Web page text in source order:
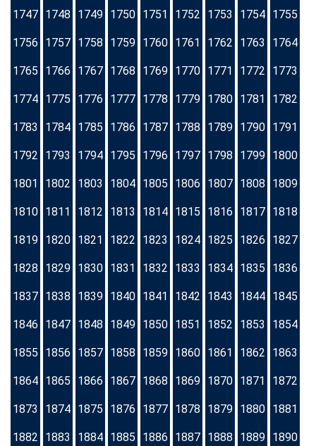
1747 1748 1749 1750 1751 1752 1753 1754 1755
1756 1757 1758 1759 1760 1761 1762 1763 1764
1765 1766 1767 1768 1769 1770 1771 1772 1773
1774 1775 1776 1777 1778 1779 1780 1781 1782
1783 1784 1785 1786 1787 1788 1789 1790 1791
1792 1793 1794 1795 1796 1797 1798 1799 1800
1801 1802 1803 1804 1805 1806 1807 1808 1809
1810 1811 1812 1813 1814 1815 1816 1817 1818
1819 1820 1821 1822 1823 1824 1825 1826 1827
1828 1829 1830 1831 1832 1833 1834 1835 1836
1837 1838 1839 1840 1841 1842 1843 1844 1845
1846 1847 1848 1849 1850 1851 1852 1853 1854
1855 1856 1857 1858 1859 1860 1861 1862 1863
1864 1865 1866 1867 1868 1869 1870 1871 1872
1873 1874 1875 1876 1877 1878 1879 1880 1881
1882 1883 1884 1885 1886 1887 1888 1889 1890